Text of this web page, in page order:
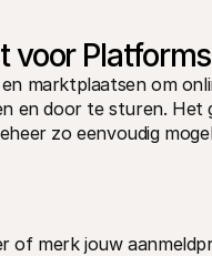
voor
marktplaatsen om
en door te sturen.
zo eenvoudig
of merk jouw